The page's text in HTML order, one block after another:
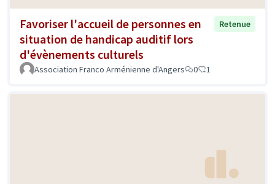
Favoriser l'accueil de personnes en
situation de handicap auditif lors
d'évènements culturels
Retenue
Association Franco Arménienne d'Angers 0 1